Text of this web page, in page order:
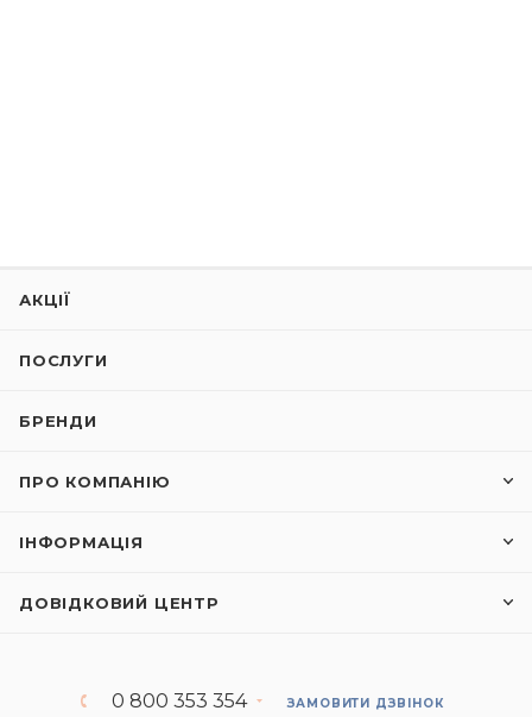
АКЦІЇ
ПОСЛУГИ
БРЕНДИ
ПРО КОМПАНІЮ
ІНФОРМАЦІЯ
ДОВІДКОВИЙ ЦЕНТР
0 800 353 354 ЗАМОВИТИ ДЗВІНОК